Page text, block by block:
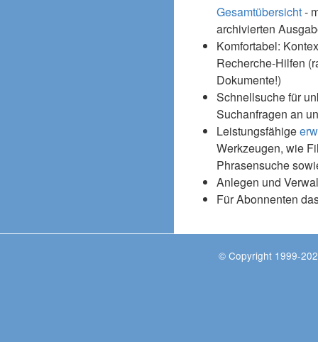
Gesamtübersicht-
archivierten
Komfortabel:
Recherche-Hilfen
Dokumente!)
Schnellsuche für
Suchanfragen an
Leistungsfähige
Werkzeugen, wie
Phrasensuche
Anlegen und
Für Abonnenten
© Copyright 1999-